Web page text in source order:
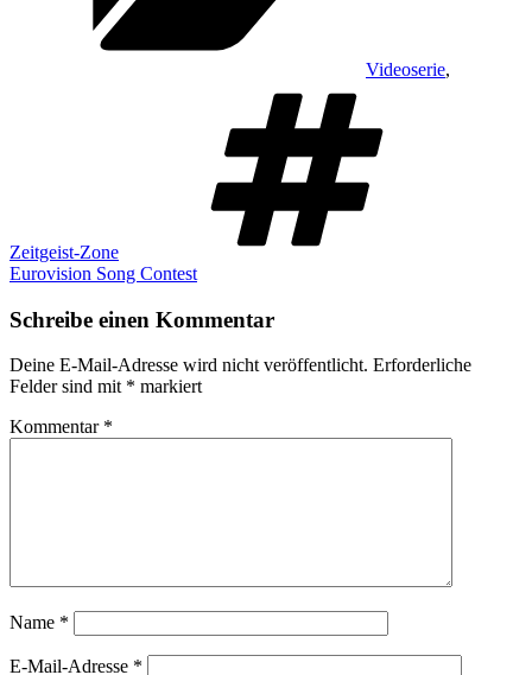
Videoserie,
Zeitgeist-Zone
Eurovision Song Contest
Schreibe einen Kommentar
Deine E-Mail-Adresse wird nicht veröffentlicht. Erforderliche
Felder sind mit * markiert
Kommentar *
Name *
E-Mail-Adresse *